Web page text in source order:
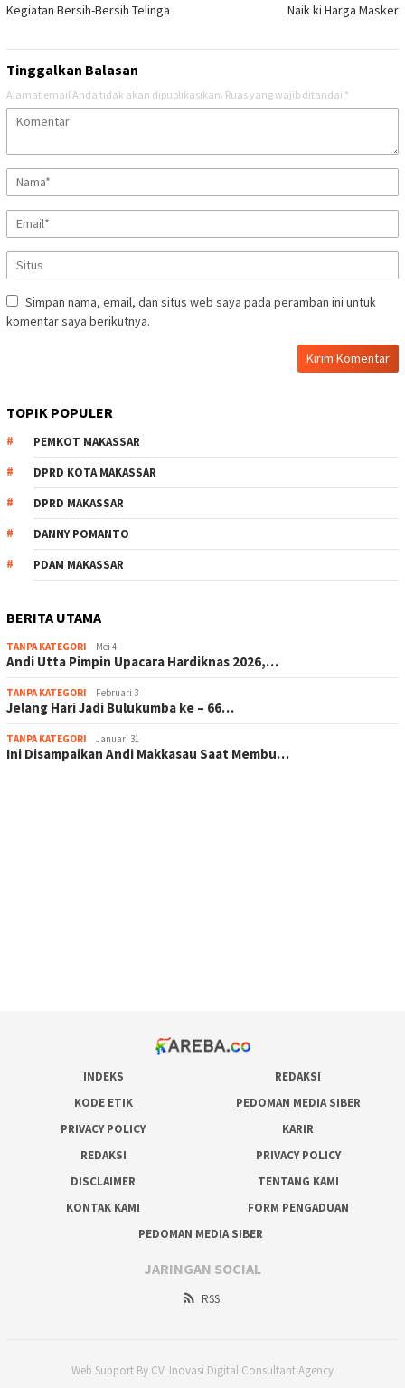
Kegiatan Bersih-Bersih Telinga
Naik ki Harga Masker
Tinggalkan Balasan
Alamat email Anda tidak akan dipublikasikan. Ruas yang wajib ditandai *
Simpan nama, email, dan situs web saya pada peramban ini untuk
komentar saya berikutnya.
TOPIK POPULER
PEMKOT MAKASSAR
DPRD KOTA MAKASSAR
DPRD MAKASSAR
DANNY POMANTO
PDAM MAKASSAR
BERITA UTAMA
TANPA KATEGORI Mei 4
Andi Utta Pimpin Upacara Hardiknas 2026,…
TANPA KATEGORI Februari 3
Jelang Hari Jadi Bulukumba ke – 66…
TANPA KATEGORI Januari 31
Ini Disampaikan Andi Makkasau Saat Membu…
INDEKS
REDAKSI
KODE ETIK
PEDOMAN MEDIA SIBER
PRIVACY POLICY
KARIR
REDAKSI
PRIVACY POLICY
DISCLAIMER
TENTANG KAMI
KONTAK KAMI
FORM PENGADUAN
PEDOMAN MEDIA SIBER
JARINGAN SOCIAL
RSS
Web Support By CV. Inovasi Digital Consultant Agency